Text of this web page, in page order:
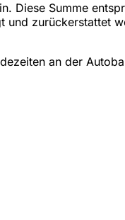
Diese Summe
zurückerstattet
an der